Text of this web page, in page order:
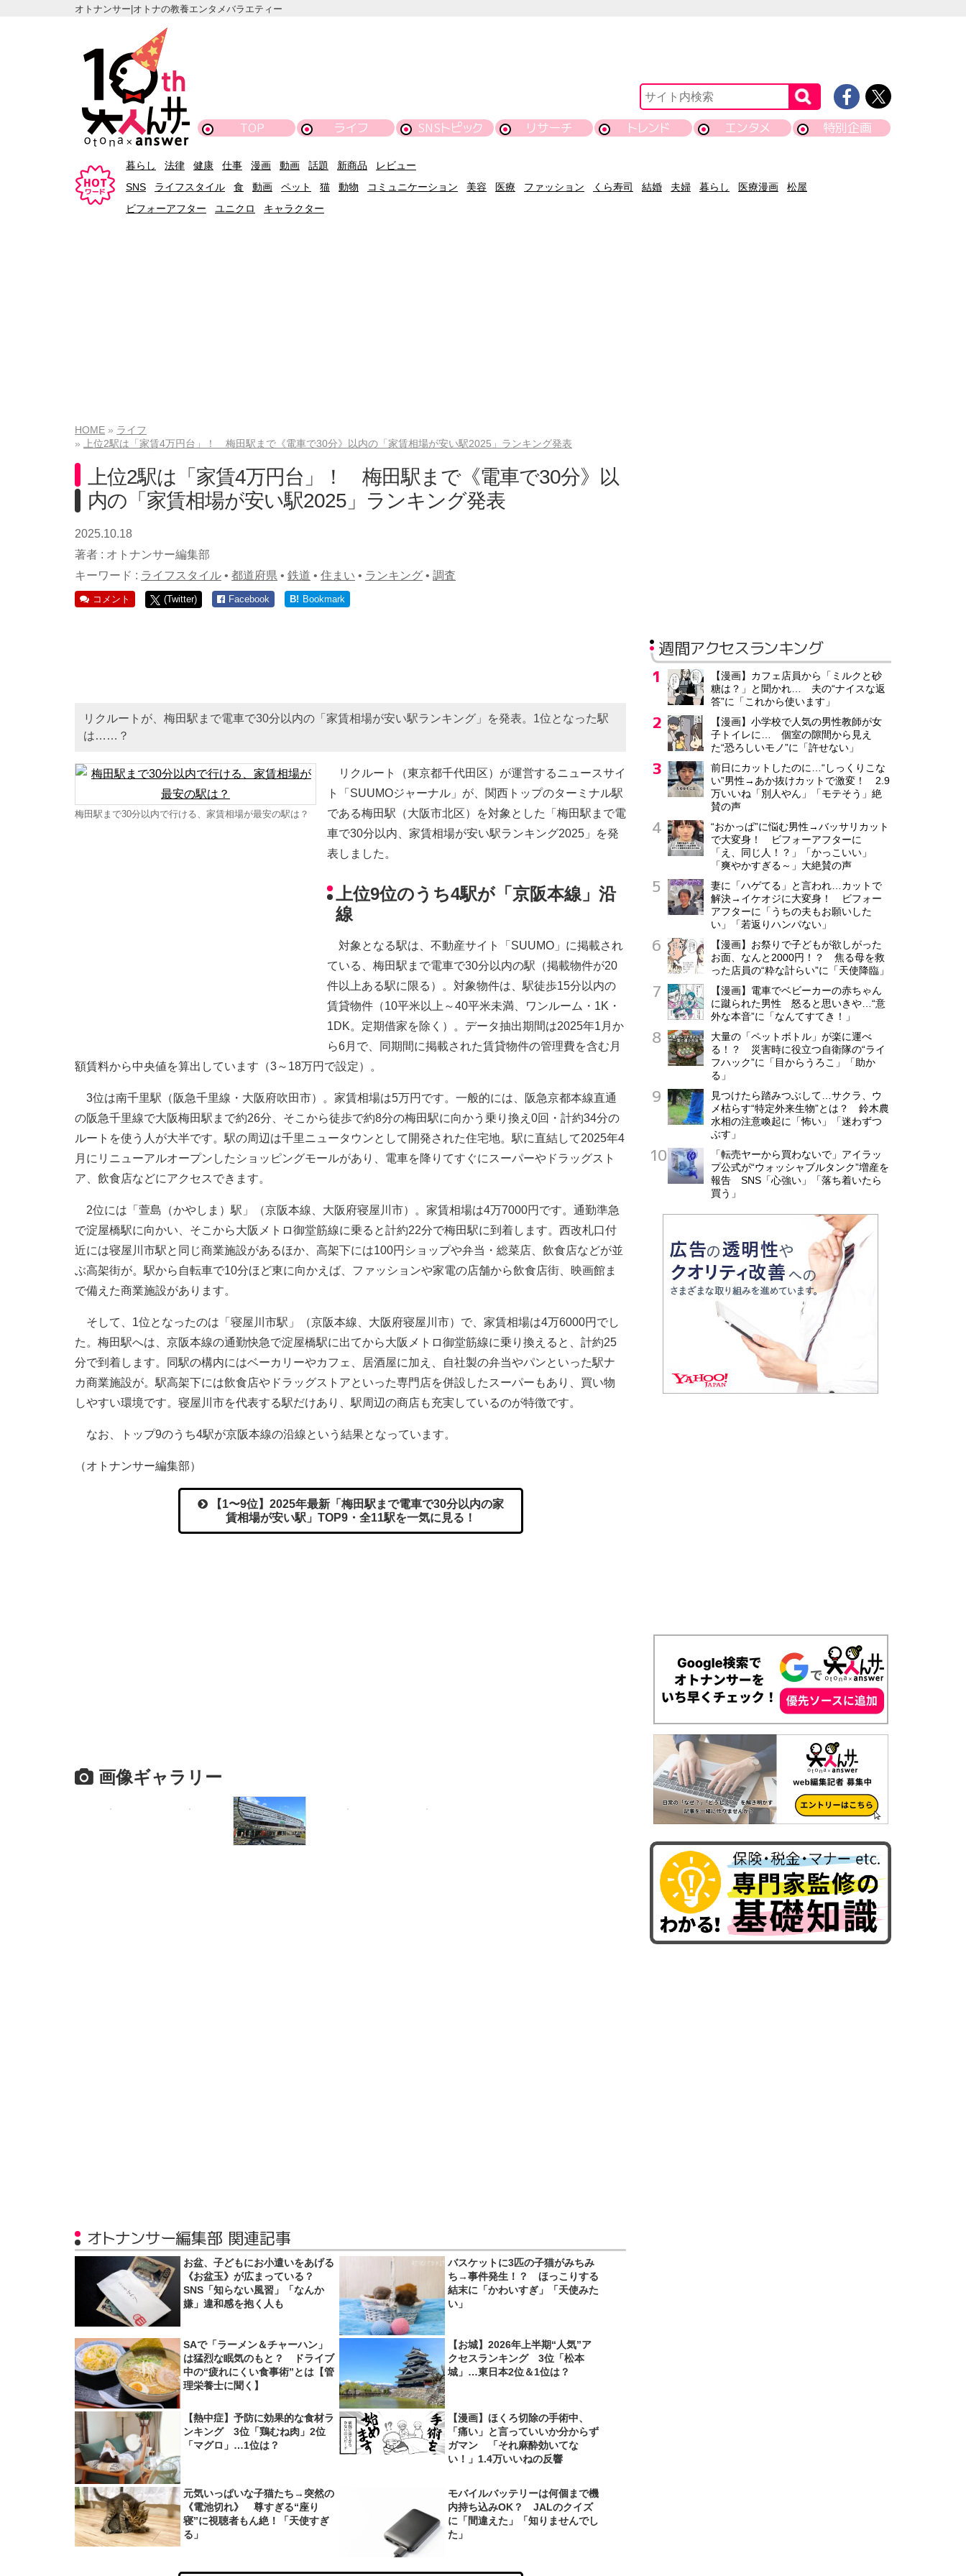
オトナンサー|オトナの教養エンタメバラエティー
TOP ライフ SNSトピック リサーチ トレンド エンタメ 特別企画
暮らし 法律 健康 仕事 漫画 動画 話題 新商品
レビュー
SNS
ライフスタイル 食 動画 ペット 猫 動物 コミュニケーション 美容 医療 ファッション くら寿司 結婚 夫婦 暮らし 医療漫画
松屋
ビフォーアフター
ユニクロ キャラクター
HOME
ライフ
上位2駅は「家賃4万円台」！ 梅田駅まで《電車で30分》以内の「家賃相場が安い駅2025」ランキング発表
上位2駅は「家賃4万円台」！ 梅田駅まで《電車で30分》以
内の「家賃相場が安い駅2025」ランキング発表
2025.10.18
著者 : オトナンサー編集部
キーワード : ライフスタイル • 都道府県 • 鉄道 • 住まい • ランキング • 調査
コメント (Twitter) Facebook B! Bookmark
リクルートが、梅田駅まで電車で30分以内の「家賃相場が安い駅ランキング」を発表。1位となった駅
は……？
梅田駅まで30分以内で行ける、家賃相場が最安の駅は？
リクルート（東京都千代田区）が運営するニュースサイ
ト「SUUMOジャーナル」が、関西トップのターミナル駅
である梅田駅（大阪市北区）を対象とした「梅田駅まで電
車で30分以内、家賃相場が安い駅ランキング2025」を発
表しました。
上位9位のうち4駅が「京阪本線」沿
線
対象となる駅は、不動産サイト「SUUMO」に掲載され
ている、梅田駅まで電車で30分以内の駅（掲載物件が20
件以上ある駅に限る）。対象物件は、駅徒歩15分以内の
賃貸物件（10平米以上～40平米未満、ワンルーム・1K・
1DK。定期借家を除く）。データ抽出期間は2025年1月か
ら6月で、同期間に掲載された賃貸物件の管理費を含む月
額賃料から中央値を算出しています（3～18万円で設定）。
3位は南千里駅（阪急千里線・大阪府吹田市）。家賃相場は5万円です。一般的には、阪急京都本線直通
の阪急千里線で大阪梅田駅まで約26分、そこから徒歩で約8分の梅田駅に向かう乗り換え0回・計約34分の
ルートを使う人が大半です。駅の周辺は千里ニュータウンとして開発された住宅地。駅に直結して2025年4
月にリニューアルオープンしたショッピングモールがあり、電車を降りてすぐにスーパーやドラッグスト
ア、飲食店などにアクセスできます。
2位には「萱島（かやしま）駅」（京阪本線、大阪府寝屋川市）。家賃相場は4万7000円です。通勤準急
で淀屋橋駅に向かい、そこから大阪メトロ御堂筋線に乗ると計約22分で梅田駅に到着します。西改札口付
近には寝屋川市駅と同じ商業施設があるほか、高架下には100円ショップや弁当・総菜店、飲食店などが並
ぶ高架街が。駅から自転車で10分ほど東に向かえば、ファッションや家電の店舗から飲食店街、映画館ま
で備えた商業施設があります。
そして、1位となったのは「寝屋川市駅」（京阪本線、大阪府寝屋川市）で、家賃相場は4万6000円でし
た。梅田駅へは、京阪本線の通勤快急で淀屋橋駅に出てから大阪メトロ御堂筋線に乗り換えると、計約25
分で到着します。同駅の構内にはベーカリーやカフェ、居酒屋に加え、自社製の弁当やパンといった駅ナ
カ商業施設が。駅高架下には飲食店やドラッグストアといった専門店を併設したスーパーもあり、買い物
しやすい環境です。寝屋川市を代表する駅だけあり、駅周辺の商店も充実しているのが特徴です。
なお、トップ9のうち4駅が京阪本線の沿線という結果となっています。
（オトナンサー編集部）
【1〜9位】2025年最新「梅田駅まで電車で30分以内の家
賃相場が安い駅」TOP9・全11駅を一気に見る！
画像ギャラリー
オトナンサー編集部 関連記事
お盆、子どもにお小遣いをあげる
《お盆玉》が広まっている？
SNS「知らない風習」「なんか
嫌」違和感を抱く人も
バスケットに3匹の子猫がみちみ
ち→事件発生！？ ほっこりする
結末に「かわいすぎ」「天使みた
い」
SAで「ラーメン＆チャーハン」
は猛烈な眠気のもと？ ドライブ
中の“疲れにくい食事術”とは【管
理栄養士に聞く】
【お城】2026年上半期“人気”ア
クセスランキング 3位「松本
城」…東日本2位＆1位は？
【熱中症】予防に効果的な食材ラ
ンキング 3位「鶏むね肉」2位
「マグロ」…1位は？
【漫画】ほくろ切除の手術中、
「痛い」と言っていいか分からず
ガマン 「それ麻酔効いてな
い！」1.4万いいねの反響
元気いっぱいな子猫たち→突然の
《電池切れ》 尊すぎる“座り
寝”に視聴者もん絶！「天使すぎ
る」
モバイルバッテリーは何個まで機
内持ち込みOK？ JALのクイズ
に「間違えた」「知りませんでし
た」
週間アクセスランキング
【漫画】カフェ店員から「ミルクと砂
糖は？」と聞かれ… 夫の“ナイスな返
答”に「これから使います」
【漫画】小学校で人気の男性教師が女
子トイレに… 個室の隙間から見え
た“恐ろしいモノ”に「許せない」
前日にカットしたのに…“しっくりこな
い”男性→あか抜けカットで激変！ 2.9
万いいね「別人やん」「モテそう」絶
賛の声
“おかっぱ”に悩む男性→バッサリカット
で大変身！ ビフォーアフターに
「え、同じ人！？」「かっこいい」
「爽やかすぎる～」大絶賛の声
妻に「ハゲてる」と言われ…カットで
解決→イケオジに大変身！ ビフォー
アフターに「うちの夫もお願いした
い」「若返りハンパない」
【漫画】お祭りで子どもが欲しがった
お面、なんと2000円！？ 焦る母を救
った店員の“粋な計らい”に「天使降臨」
【漫画】電車でベビーカーの赤ちゃん
に蹴られた男性 怒ると思いきや…“意
外な本音”に「なんてすてき！」
大量の「ペットボトル」が楽に運べ
る！？ 災害時に役立つ自衛隊の“ライ
フハック”に「目からうろこ」「助か
る」
見つけたら踏みつぶして…サクラ、ウ
メ枯らす“特定外来生物”とは？ 鈴木農
水相の注意喚起に「怖い」「迷わずつ
ぶす」
「転売ヤーから買わないで」アイラッ
プ公式が“ウォッシャブルタンク”増産を
報告 SNS「心強い」「落ち着いたら
買う」